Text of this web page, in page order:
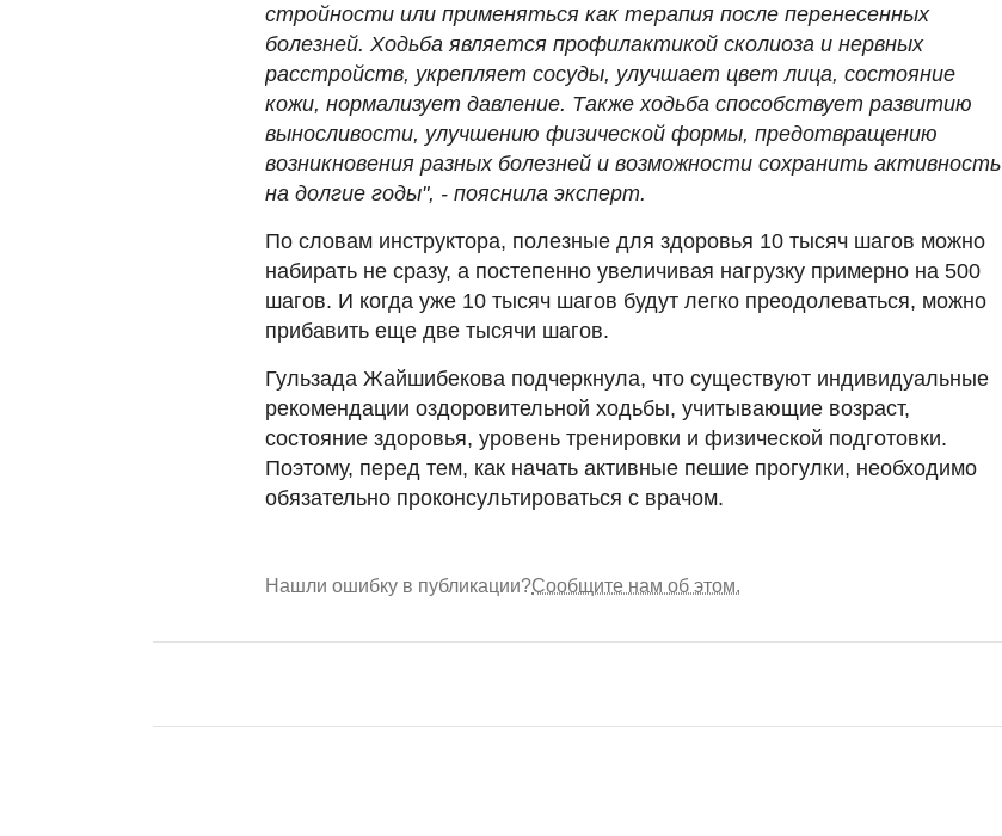
стройности или применяться как терапия после перенесенных
болезней. Ходьба является профилактикой сколиоза и нервных
расстройств, укрепляет сосуды, улучшает цвет лица, состояние
кожи, нормализует давление. Также ходьба способствует развитию
выносливости, улучшению физической формы, предотвращению
возникновения разных болезней и возможности сохранить активность
на долгие годы", - пояснила эксперт.
По словам инструктора, полезные для здоровья 10 тысяч шагов можно
набирать не сразу, а постепенно увеличивая нагрузку примерно на 500
шагов. И когда уже 10 тысяч шагов будут легко преодолеваться, можно
прибавить еще две тысячи шагов.
Гульзада Жайшибекова подчеркнула, что существуют индивидуальные
рекомендации оздоровительной ходьбы, учитывающие возраст,
состояние здоровья, уровень тренировки и физической подготовки.
Поэтому, перед тем, как начать активные пешие прогулки, необходимо
обязательно проконсультироваться с врачом.
Нашли ошибку в публикации?Сообщите нам об этом.